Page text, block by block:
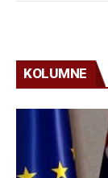
KOLUMNE